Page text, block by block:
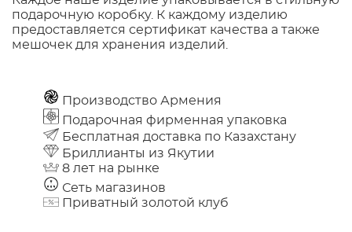
подарочную коробку. К каждому изделию
предоставляется сертификат качества а также
мешочек для хранения изделий.
Производство Армения
Подарочная фирменная упаковка
Бесплатная доставка по Казахстану
Бриллианты из Якутии
8 лет на рынке
Сеть магазинов
Приватный золотой клуб